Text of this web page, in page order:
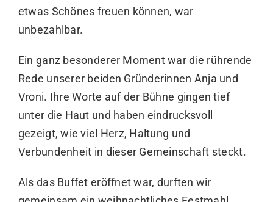
etwas Schönes freuen können, war
unbezahlbar.
Ein ganz besonderer Moment war die rührende
Rede unserer beiden Gründerinnen Anja und
Vroni. Ihre Worte auf der Bühne gingen tief
unter die Haut und haben eindrucksvoll
gezeigt, wie viel Herz, Haltung und
Verbundenheit in dieser Gemeinschaft steckt.
Als das Buffet eröffnet war, durften wir